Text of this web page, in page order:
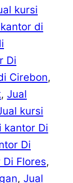
kursi
di
Di
Cirebon
, Jual
kursi
kantor Di
Di
Flores
, Jual